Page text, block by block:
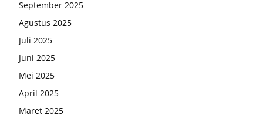
September 2025
Agustus 2025
Juli 2025
Juni 2025
Mei 2025
April 2025
Maret 2025